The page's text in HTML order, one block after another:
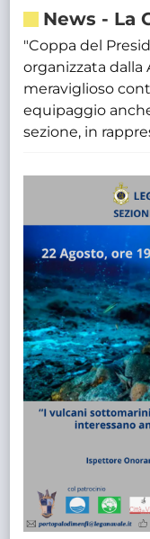
News - La
"Coppa del
organizzata dalla
meraviglioso
equipaggio
sezione, in